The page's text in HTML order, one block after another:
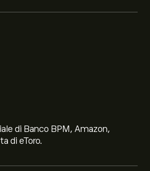
di Banco BPM, Amazon,
di eToro.